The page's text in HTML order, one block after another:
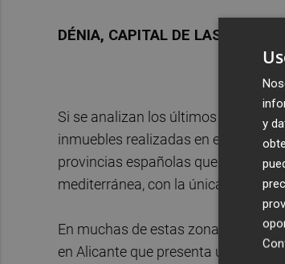
DÉNIA, CAPITAL DE LAS
Si se analizan los últimos datos
inmuebles realizadas en el primer
provincias españolas que más
mediterránea, con la única
En muchas de estas zonas se
en Alicante que presenta un 36%
y